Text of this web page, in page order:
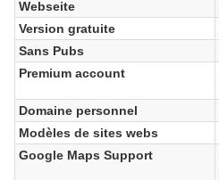
Webseite
Version gratuite
Sans Pubs
Premium account
Domaine personnel
Modèles de sites webs
Google Maps Support